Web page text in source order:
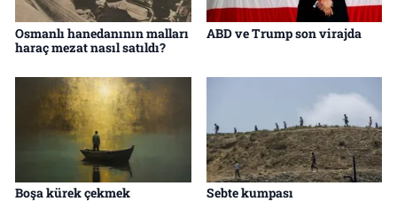
Osmanlı hanedanının malları
haraç mezat nasıl satıldı?
ABD ve Trump son virajda
Boşa kürek çekmek Sebte kumpası